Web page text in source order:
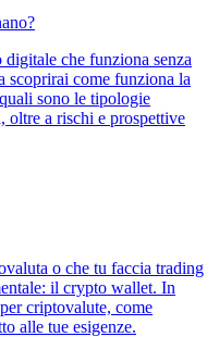
che funziona senza
scoprirai come funziona la
sono le tipologie
oltre a rischi e prospettive
o che tu faccia trading
il crypto wallet. In
criptovalute, come
alle tue esigenze.